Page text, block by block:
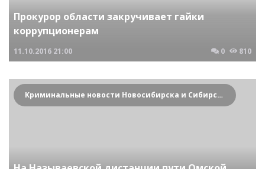
Прокурор области закручивает гайки
коррупционерам
11.10.2016 21:00 0 810
Криминальные новости Новосибирска и Сибирского региона